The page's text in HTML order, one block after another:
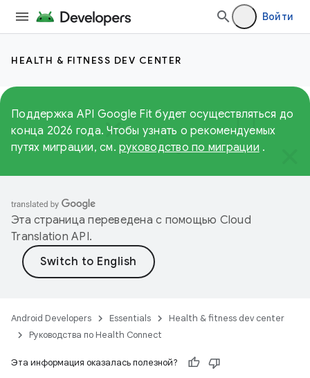
Войти
HEALTH & FITNESS DEV CENTER
Поддержка API Google Fit будет осуществляться до
конца 2026 года. Чтобы узнать о рекомендуемых
путях миграции, см. руководство по миграции .
Эта страница переведена с помощью Cloud
Translation API.
Android Developers Essentials
Health & fitness dev center
Руководства по Health Connect
Эта информация оказалась полезной?